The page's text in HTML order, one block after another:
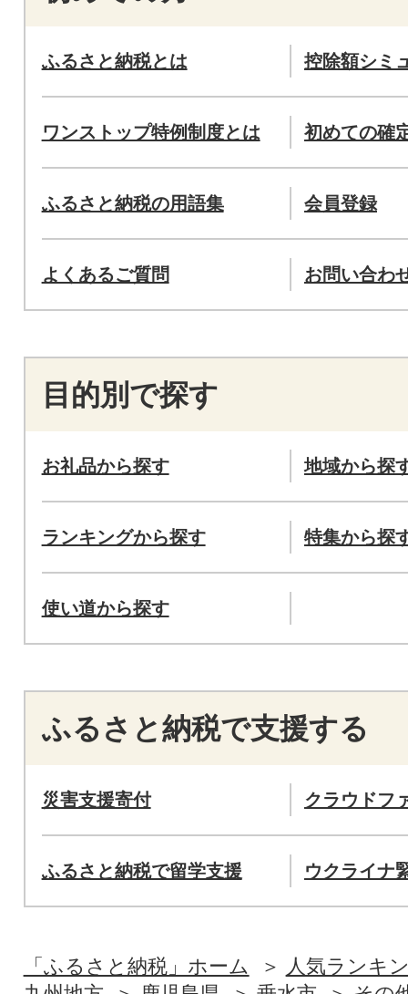
ふるさと納税とは 控除額シミ
ワンストップ特例制度とは 初めての確
ふるさと納税の用語集 会員登録
よくあるご質問 お問い合わ
目的別で探す
お礼品から探す 地域から探
ランキングから探す 特集から探
使い道から探す
ふるさと納税で支援する
災害支援寄付 クラウドフ
ふるさと納税で留学支援 ウクライナ
「ふるさと納税」ホーム
人気ランキ